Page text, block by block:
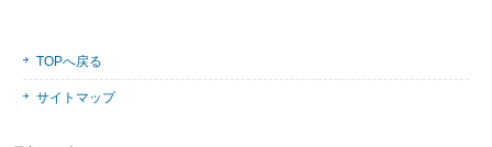
TOPへ戻る
サイトマップ